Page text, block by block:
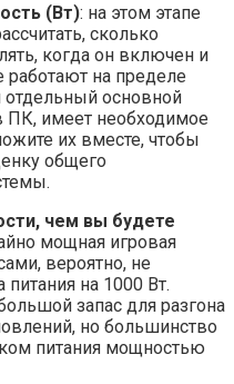
(Вт): на этом этапе
сколько
когда он включен и
на пределе
основной
ПК, имеет необходимое
их вместе, чтобы
общего
чем вы будете
мощная игровая
вероятно, не
питания на 1000 Вт.
запас для разгона
но большинство
питания мощностью